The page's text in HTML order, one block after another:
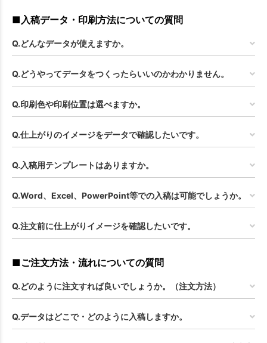
■入稿データ・印刷方法についての質問
Q.どんなデータが使えますか。
Q.どうやってデータをつくったらいいのかわかりません。
Q.印刷色や印刷位置は選べますか。
Q.仕上がりのイメージをデータで確認したいです。
Q.入稿用テンプレートはありますか。
Q.Word、Excel、PowerPoint等での入稿は可能でしょうか。
Q.注文前に仕上がりイメージを確認したいです。
■ご注文方法・流れについての質問
Q.どのように注文すれば良いでしょうか。（注文方法）
Q.データはどこで・どのように入稿しますか。